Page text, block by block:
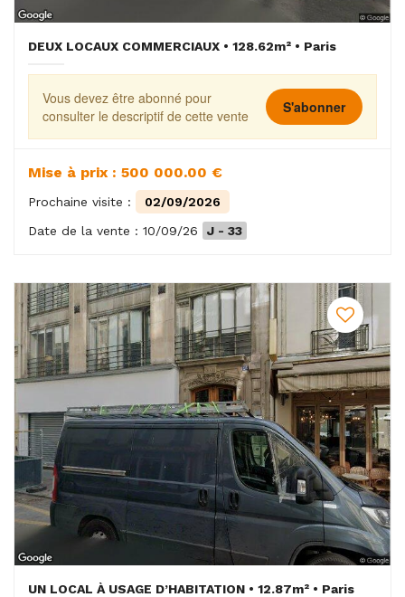
DEUX LOCAUX COMMERCIAUX • 128.62m² • Paris
Vous devez être abonné pour
consulter le descriptif de cette vente
S'abonner
Mise à prix : 500 000.00 €
Prochaine visite :
02/09/2026
Date de la vente : 10/09/26
J - 33
UN LOCAL À USAGE D’HABITATION • 12.87m² • Paris